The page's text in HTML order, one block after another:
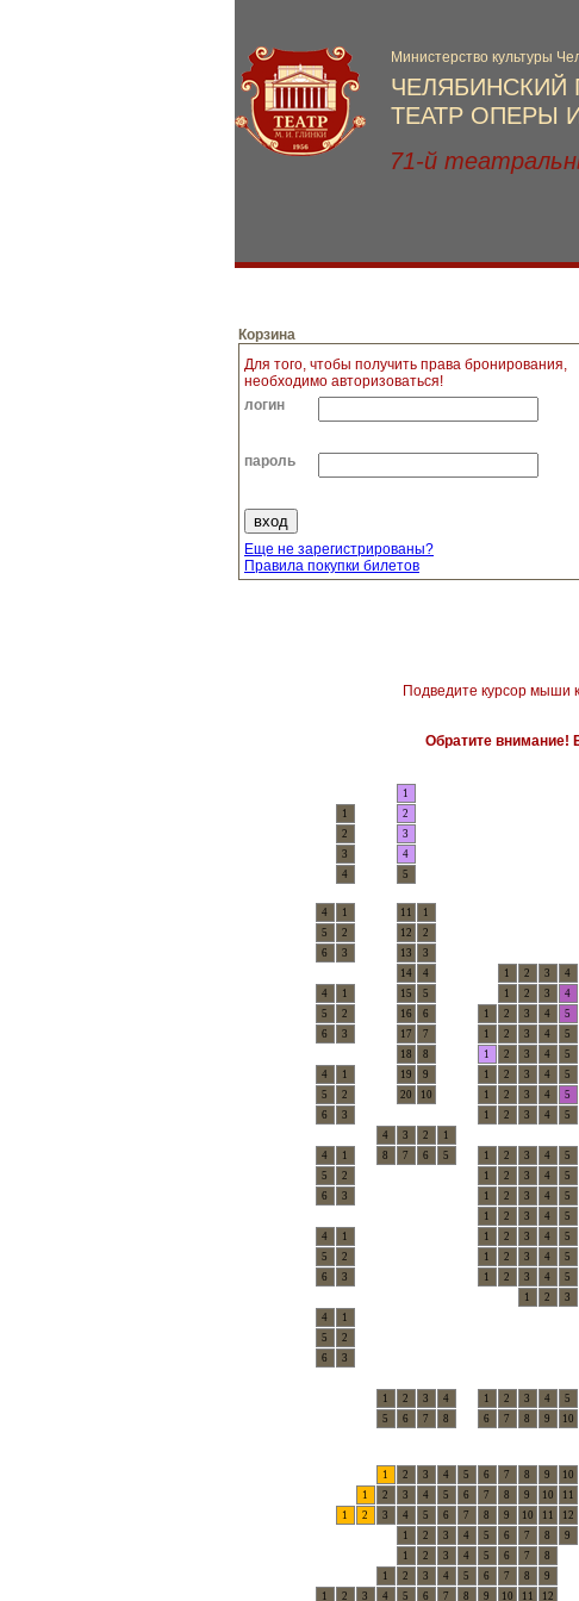
Корзина
Для того, чтобы получить права бронирования,
необходимо авторизоваться!
логин
пароль
Еще не зарегистрированы?
Правила покупки билетов
Подведите курсор мыши
Обратите внимание!
1
1
2
2
3
3
4
4
5
4 1 11 1
5
2 12 2
6
3 13 3
14
4 1 2 3 4
4
1 15 5 1 2 3 4
5
2 16 6 1 2 3 4 5
6
3 17 7 1 2 3 4 5
18
8 1 2 3 4 5
4
1 19 9 1 2 3 4 5
5
2 20 10 1 2 3 4 5
6
3 1 2 3 4 5
4
3 2 1
4
1 8 7 6 5 1 2 3 4 5
5
2 1 2 3 4 5
6
3 1 2 3 4 5
1
2 3 4 5
4
1 1 2 3 4 5
5
2 1 2 3 4 5
6
3 1 2 3 4 5
1
2 3
4
1
5
2
6
3
1
2 3 4 1 2 3 4 5
5
6 7 8 6 7 8 9 10
1 2 3 4 5 6 7 8 9 10
1
2 3 4 5 6 7 8 9 10 11
1
2 3 4 5 6 7 8 9 10 11 12
1
2 3 4 5 6 7 8 9
1
2 3 4 5 6 7 8
1
2 3 4 5 6 7 8 9
1
2 3 4 5 6 7 8 9 10 11 12